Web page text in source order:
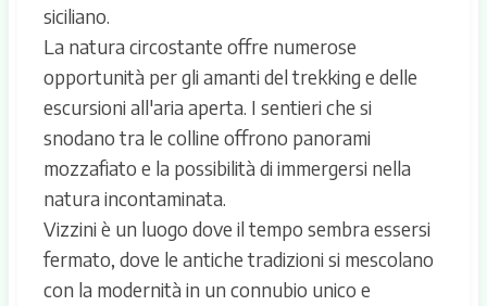
siciliano.
La natura circostante offre numerose
opportunità per gli amanti del trekking e delle
escursioni all'aria aperta. I sentieri che si
snodano tra le colline offrono panorami
mozzafiato e la possibilità di immergersi nella
natura incontaminata.
Vizzini è un luogo dove il tempo sembra essersi
fermato, dove le antiche tradizioni si mescolano
con la modernità in un connubio unico e